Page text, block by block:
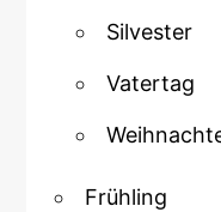
Silvester
Vatertag
Frühling